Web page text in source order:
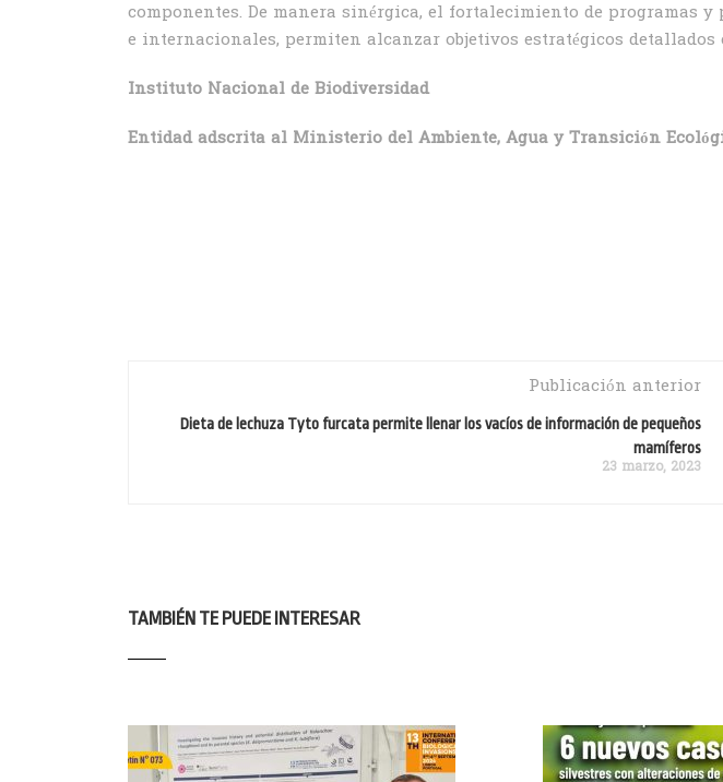
componentes. De manera sinérgica, el fortalecimiento de programas
e internacionales, permiten alcanzar objetivos estratégicos
Instituto Nacional de Biodiversidad
Entidad adscrita al Ministerio del Ambiente, Agua y Transición
Publicación anterior
Dieta de lechuza Tyto furcata permite llenar los vacíos de información de pequeños
mamíferos
23 marzo, 2023
TAMBIÉN TE PUEDE INTERESAR